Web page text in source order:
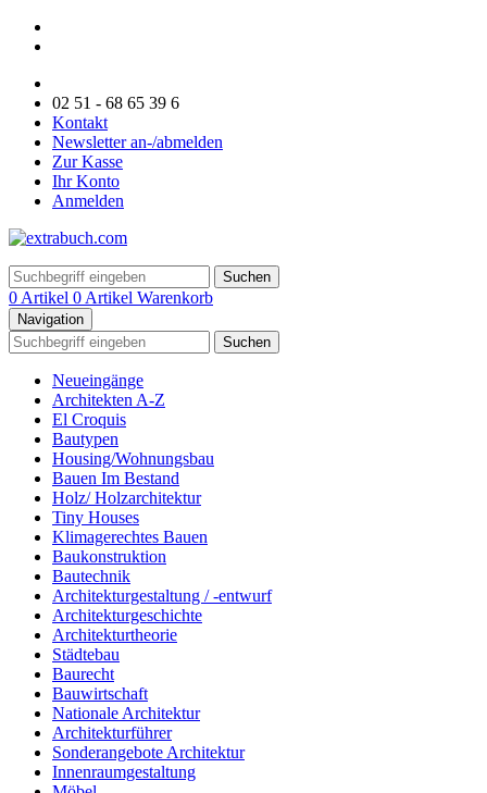
02 51 - 68 65 39 6
Kontakt
Newsletter an-/abmelden
Zur Kasse
Ihr Konto
Anmelden
Suchen
0 Artikel 0 Artikel Warenkorb
Navigation
Suchen
Neueingänge
Architekten A-Z
El Croquis
Bautypen
Housing/Wohnungsbau
Bauen Im Bestand
Holz/ Holzarchitektur
Tiny Houses
Klimagerechtes Bauen
Baukonstruktion
Bautechnik
Architekturgestaltung / -entwurf
Architekturgeschichte
Architekturtheorie
Städtebau
Baurecht
Bauwirtschaft
Nationale Architektur
Architekturführer
Sonderangebote Architektur
Innenraumgestaltung